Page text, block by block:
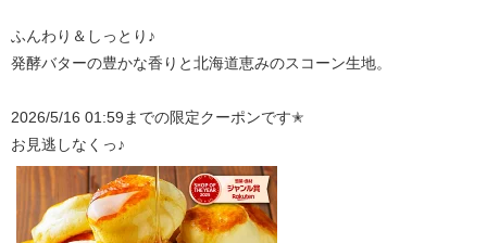
ふんわり＆しっとり♪
発酵バターの豊かな香りと北海道恵みのスコーン生地。
2026/5/16 01:59までの限定クーポンです✭
お見逃しなくっ♪